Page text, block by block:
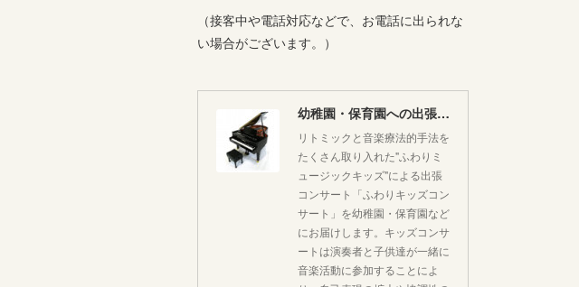
（接客中や電話対応などで、お電話に出られな
い場合がございます。）
幼稚園・保育園への出張コンサートはいかがですか♪
リトミックと音楽療法的手法を
たくさん取り入れた"ふわりミ
ュージックキッズ"による出張
コンサート「ふわりキッズコン
サート」を幼稚園・保育園など
にお届けします。キッズコンサ
ートは演奏者と子供達が一緒に
音楽活動に参加することによ